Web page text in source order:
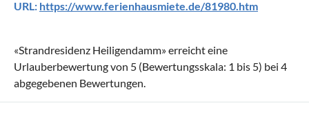
URL: https://www.ferienhausmiete.de/81980.htm
«Strandresidenz Heiligendamm» erreicht eine
Urlauberbewertung von 5 (Bewertungsskala: 1 bis 5) bei 4
abgegebenen Bewertungen.